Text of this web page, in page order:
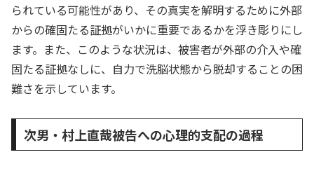
られている可能性があり、その真実を解明するために外部
からの確固たる証拠がいかに重要であるかを浮き彫りにし
ます。また、このような状況は、被害者が外部の介入や確
固たる証拠なしに、自力で洗脳状態から脱却することの困
難さを示しています。
次男・村上直哉被告への心理的支配の過程